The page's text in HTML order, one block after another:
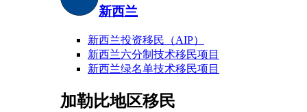
新西兰
新西兰投资移民（AIP）
新西兰六分制技术移民项目
新西兰绿名单技术移民项目
加勒比地区移民